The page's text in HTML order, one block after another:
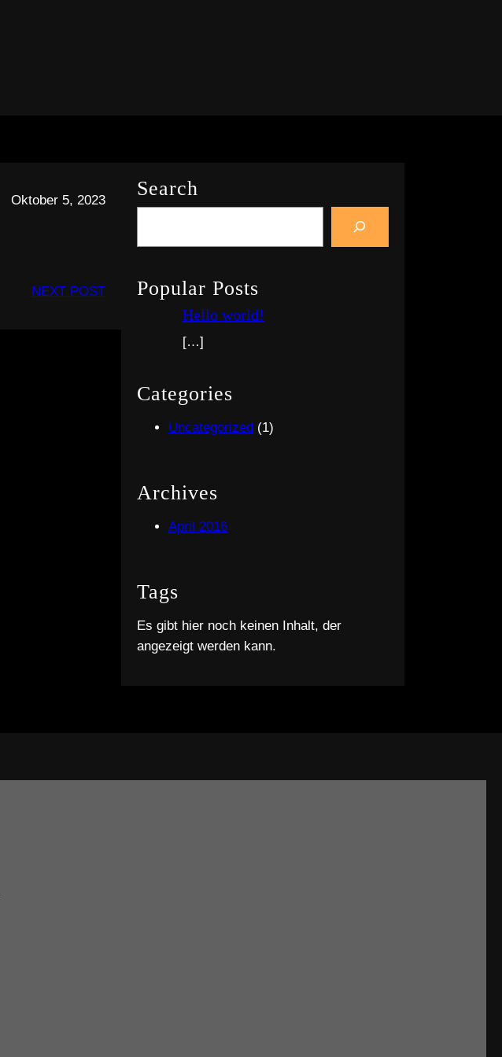
Oktober 5, 2023
NEXT POST
Search
c
Popular Posts
Hello world!
[…]
Categories
Uncategorized (1)
Archives
April 2016
Tags
Es gibt hier noch keinen Inhalt, der
angezeigt werden kann.